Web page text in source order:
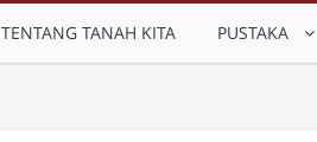
TENTANG TANAH KITA PUSTAKA